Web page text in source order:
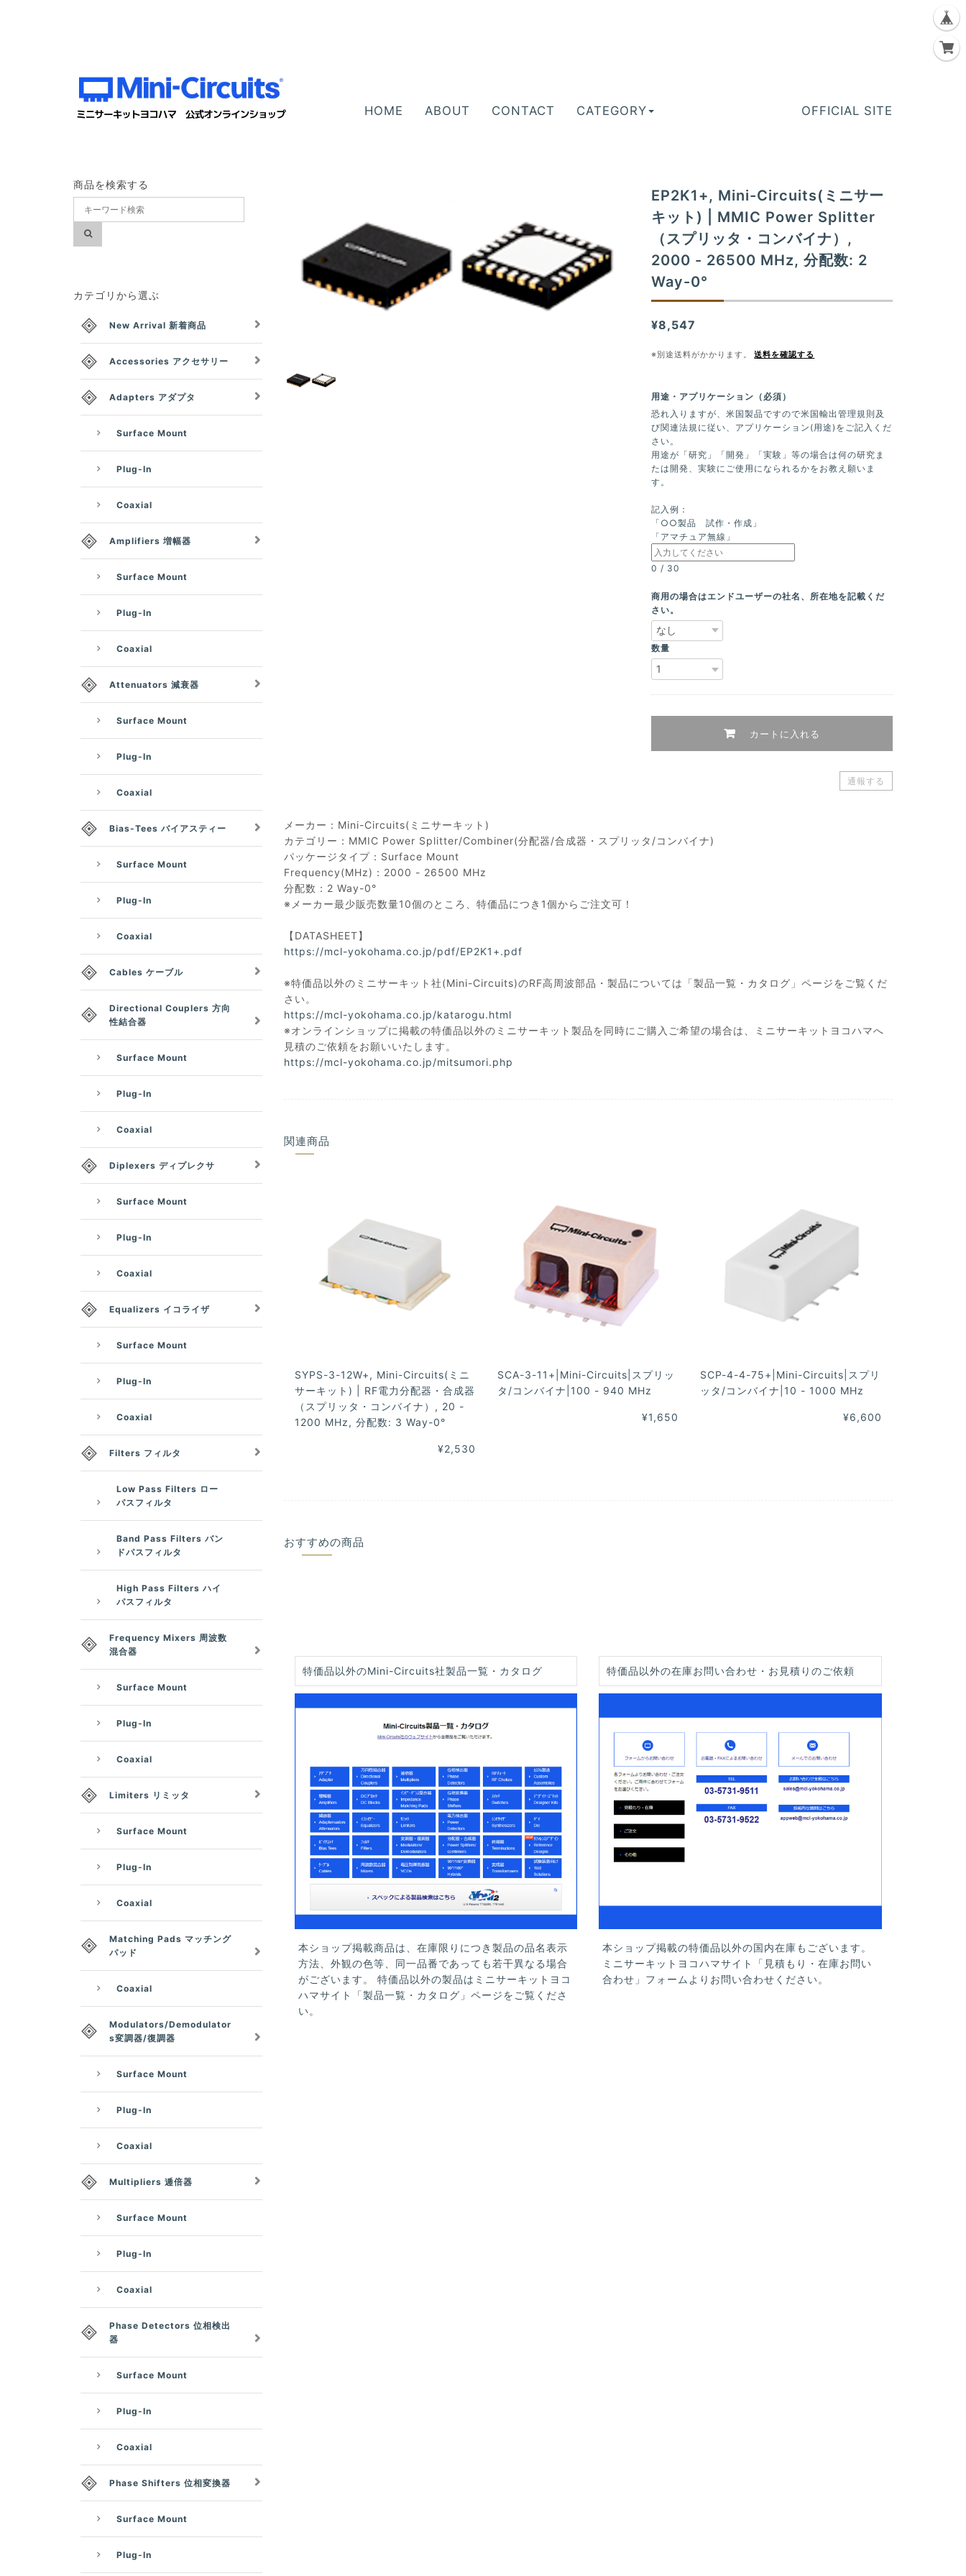
HOME ABOUT CONTACT CATEGORY OFFICIAL SITE
EP2K1+, Mini-Circuits(ミニサー
キット) | MMIC Power Splitter
（スプリッタ・コンバイナ）,
2000 - 26500 MHz, 分配数: 2
Way-0°
¥8,547
※別途送料がかかります。 送料を確認する
用途・アプリケーション（必須）
恐れ入りますが、米国製品ですので米国輸出管理規則及
び関連法規に従い、アプリケーション(用途)をご記入くだ
さい。
用途が「研究」「開発」「実験」等の場合は何の研究ま
たは開発、実験にご使用になられるかをお教え願いま
す。
記入例：
「○○製品 試作・作成」
「アマチュア無線」
0 / 30
商用の場合はエンドユーザーの社名、所在地を記載くだ
さい。
数量
カートに入れる
通報する
メーカー：Mini-Circuits(ミニサーキット)
カテゴリー：MMIC Power Splitter/Combiner(分配器/合成器・スプリッタ/コンバイナ)
パッケージタイプ：Surface Mount
Frequency(MHz)：2000 - 26500 MHz
分配数：2 Way-0°
※メーカー最少販売数量10個のところ、特価品につき1個からご注文可！
【DATASHEET】
https://mcl-yokohama.co.jp/pdf/EP2K1+.pdf
※特価品以外のミニサーキット社(Mini-Circuits)のRF高周波部品・製品については「製品一覧・カタログ」ページをご覧くだ
さい。
https://mcl-yokohama.co.jp/katarogu.html
※オンラインショップに掲載の特価品以外のミニサーキット製品を同時にご購入ご希望の場合は、ミニサーキットヨコハマへ
見積のご依頼をお願いいたします。
https://mcl-yokohama.co.jp/mitsumori.php
関連商品
SYPS-3-12W+, Mini-Circuits(ミニ
サーキット) | RF電力分配器・合成器
（スプリッタ・コンバイナ）, 20 -
1200 MHz, 分配数: 3 Way-0°
¥2,530
SCA-3-11+|Mini-Circuits|スプリッ
タ/コンバイナ|100 - 940 MHz
¥1,650
SCP-4-4-75+|Mini-Circuits|スプリ
ッタ/コンバイナ|10 - 1000 MHz
¥6,600
おすすめの商品
特価品以外のMini-Circuits社製品一覧・カタログ
本ショップ掲載商品は、在庫限りにつき製品の品名表示
方法、外観の色等、同一品番であっても若干異なる場合
がございます。 特価品以外の製品はミニサーキットヨコ
ハマサイト「製品一覧・カタログ」ページをご覧くださ
い。
特価品以外の在庫お問い合わせ・お見積りのご依頼
本ショップ掲載の特価品以外の国内在庫もございます。
ミニサーキットヨコハマサイト「見積もり・在庫お問い
合わせ」フォームよりお問い合わせください。
商品を検索する
カテゴリから選ぶ
New Arrival 新着商品
Accessories アクセサリー
Adapters アダプタ
Surface Mount
Plug-In
Coaxial
Amplifiers 増幅器
Surface Mount
Plug-In
Coaxial
Attenuators 減衰器
Surface Mount
Plug-In
Coaxial
Bias-Tees バイアスティー
Surface Mount
Plug-In
Coaxial
Cables ケーブル
Directional Couplers 方向
性結合器
Surface Mount
Plug-In
Coaxial
Diplexers ディプレクサ
Surface Mount
Plug-In
Coaxial
Equalizers イコライザ
Surface Mount
Plug-In
Coaxial
Filters フィルタ
Low Pass Filters ロー
パスフィルタ
Band Pass Filters バン
ドパスフィルタ
High Pass Filters ハイ
パスフィルタ
Frequency Mixers 周波数
混合器
Surface Mount
Plug-In
Coaxial
Limiters リミッタ
Surface Mount
Plug-In
Coaxial
Matching Pads マッチング
パッド
Coaxial
Modulators/Demodulator
s変調器/復調器
Surface Mount
Plug-In
Coaxial
Multipliers 逓倍器
Surface Mount
Plug-In
Coaxial
Phase Detectors 位相検出
器
Surface Mount
Plug-In
Coaxial
Phase Shifters 位相変換器
Surface Mount
Plug-In